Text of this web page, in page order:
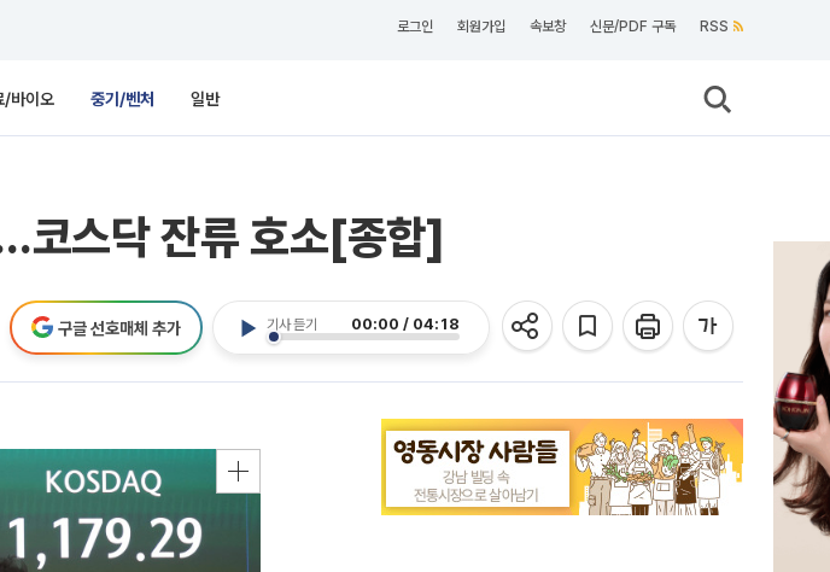
로그인 회원가입 속보창 신문/PDF 구독 RSS
/바이오 중기/벤처 일반
코스닥 잔류 호소[종합]
기사 듣기 00:00 / 04:18
구글 선호매체 추가